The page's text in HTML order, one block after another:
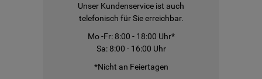
Unser Kundenservice ist auch
telefonisch für Sie erreichbar.
Mo -Fr: 8:00 - 18:00 Uhr*
Sa: 8:00 - 16:00 Uhr
*Nicht an Feiertagen